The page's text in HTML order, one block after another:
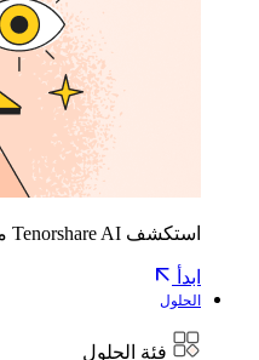
استكشف Tenorshare AI مع الميزات الجديدة المذهلة
ابدأ
الحلول
فئة الحلول